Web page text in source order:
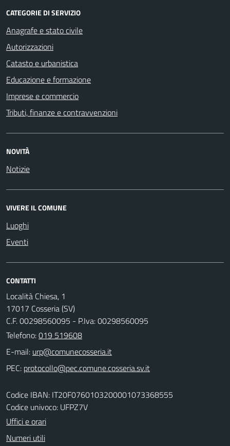
CATEGORIE DI SERVIZIO
Anagrafe e stato civile
Autorizzazioni
Catasto e urbanistica
Educazione e formazione
Imprese e commercio
Tributi, finanze e contravvenzioni
NOVITÀ
Notizie
VIVERE IL COMUNE
Luoghi
Eventi
CONTATTI
Località Chiesa, 1
17017 Cosseria (SV)
C.F. 00298560095 - P.Iva: 00298560095
Telefono:019 519608
E-mail:
PEC:
Codice IBAN: IT20F0760103200001073368555
Codice univoco: UFPZ7V
Uffici e orari
Numeri utili